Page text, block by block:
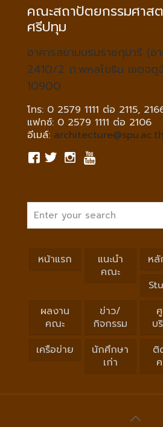
คณะสถาปัตยกรรมศาส
ศรีปทุม
อาคารสยามบรมราชกุมารี (
2410/2 ถ.พหลโยธิน เขตจตุ
10900
โทร: 0 2579 1111 ต่อ 2115,
แฟกซ์: 0 2579 1111 ต่อ 2106
อีเมล์: architecture@spu.ac.th
หน้าแรก
แนะนำ
คณะ
หลั
ผลงาน
คณะ
ข่าว/
กิจกรรม
บ
เครือข่าย
นักศึกษา
เก่า
ติ